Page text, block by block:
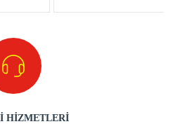
HİZMETLERİ